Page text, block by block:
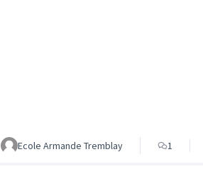
Ecole Armande Tremblay 1